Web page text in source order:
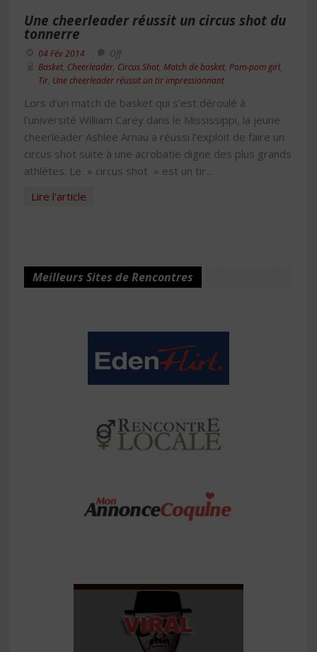
Une cheerleader réussit un circus shot du
tonnerre
04 Fév 2014
Off
Basket Cheerleader Circus Shot Match de basket Pom-pom girl
Tir Une cheerleader réussit un tir impressionnant
Lors d’un match de basket qui s’est déroulé à
l’université William Carey dans le Mississippi, la jeune
cheerleader Ashlee Arnau a réussi l’exploit de faire un
circus shot suite à une acrobatie digne des plus grands
athlètes. Le » circus shot » est un tir...
Lire l'article
Meilleurs Sites de Rencontres